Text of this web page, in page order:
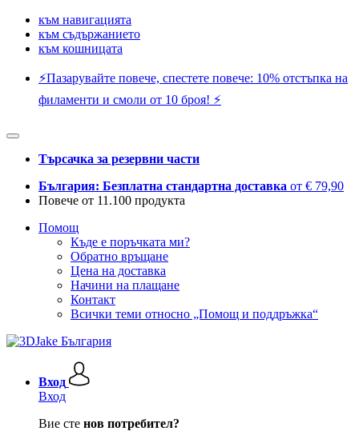
към навигацията
към съдържанието
към кошницата
⚡️Пазарувайте повече, спестете повече: 10% отстъпка на
филаменти и смоли от 10 броя! ⚡️
Търсачка за резервни части
България: Безплатна стандартна доставка от € 79,90
Повече от 11.100 продукта
Помощ
Къде е поръчката ми?
Обратно връщане
Цена на доставка
Начини на плащане
Контакт
Всички теми относно „Помощ и поддръжка“
Вход
Вход
Вие сте нов потребител?